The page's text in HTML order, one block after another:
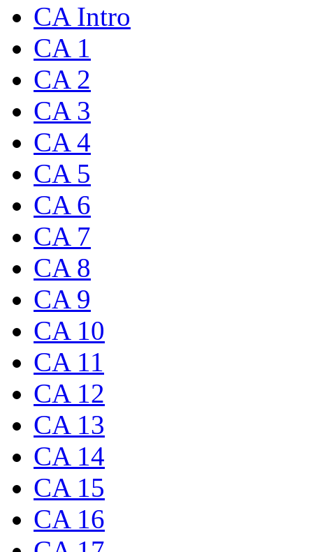
CA Intro
CA 1
CA 2
CA 3
CA 4
CA 5
CA 6
CA 7
CA 8
CA 9
CA 10
CA 11
CA 12
CA 13
CA 14
CA 15
CA 16